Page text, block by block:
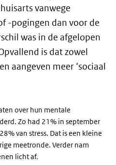
vanwege
-pogingen dan voor de
was in de afgelopen
is dat zowel
aangeven meer ‘sociaal
over hun mentale
Zo had 21% in september
van stress. Dat is een kleine
meetronde. Verder nam
licht af.